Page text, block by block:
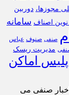
مجوزها، دوربین
نوین اصناف سامانه
صنفی صنوف عباس
مدیریت ریسک
پلیس اماکن
صنفی می